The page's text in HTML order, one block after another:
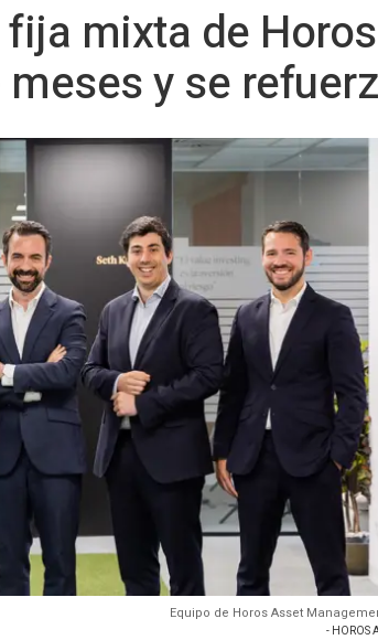
mixta de
y se
Equipo de Horos Asset
- HOROS